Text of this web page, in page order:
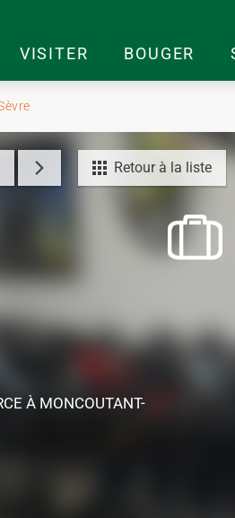
VISITER BOUGER
Retour à la liste
À MONCOUTANT-